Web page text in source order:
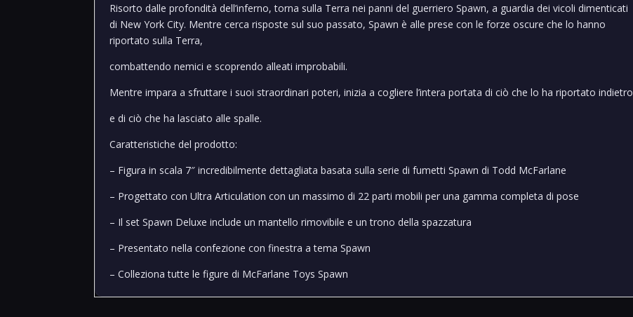
Risorto dalle profondità dell’inferno, torna sulla Terra nei panni del guerriero Spawn, a guardia dei vicoli dimenticati
di New York City. Mentre cerca risposte sul suo passato, Spawn è alle prese con le forze oscure che lo hanno
riportato sulla Terra,
combattendo nemici e scoprendo alleati improbabili.
Mentre impara a sfruttare i suoi straordinari poteri, inizia a cogliere l’intera portata di ciò che lo ha riportato indietro
e di ciò che ha lasciato alle spalle.
Caratteristiche del prodotto:
– Figura in scala 7″ incredibilmente dettagliata basata sulla serie di fumetti Spawn di Todd McFarlane
– Progettato con Ultra Articulation con un massimo di 22 parti mobili per una gamma completa di pose
– Il set Spawn Deluxe include un mantello rimovibile e un trono della spazzatura
– Presentato nella confezione con finestra a tema Spawn
– Colleziona tutte le figure di McFarlane Toys Spawn